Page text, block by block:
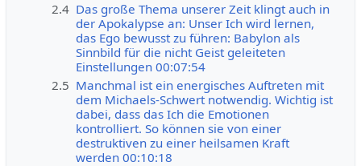
2.4 Das große Thema unserer Zeit klingt auch in
der Apokalypse an: Unser Ich wird lernen,
das Ego bewusst zu führen: Babylon als
Sinnbild für die nicht Geist geleiteten
Einstellungen 00:07:54
2.5 Manchmal ist ein energisches Auftreten mit
dem Michaels-Schwert notwendig. Wichtig ist
dabei, dass das Ich die Emotionen
kontrolliert. So können sie von einer
destruktiven zu einer heilsamen Kraft
werden 00:10:18